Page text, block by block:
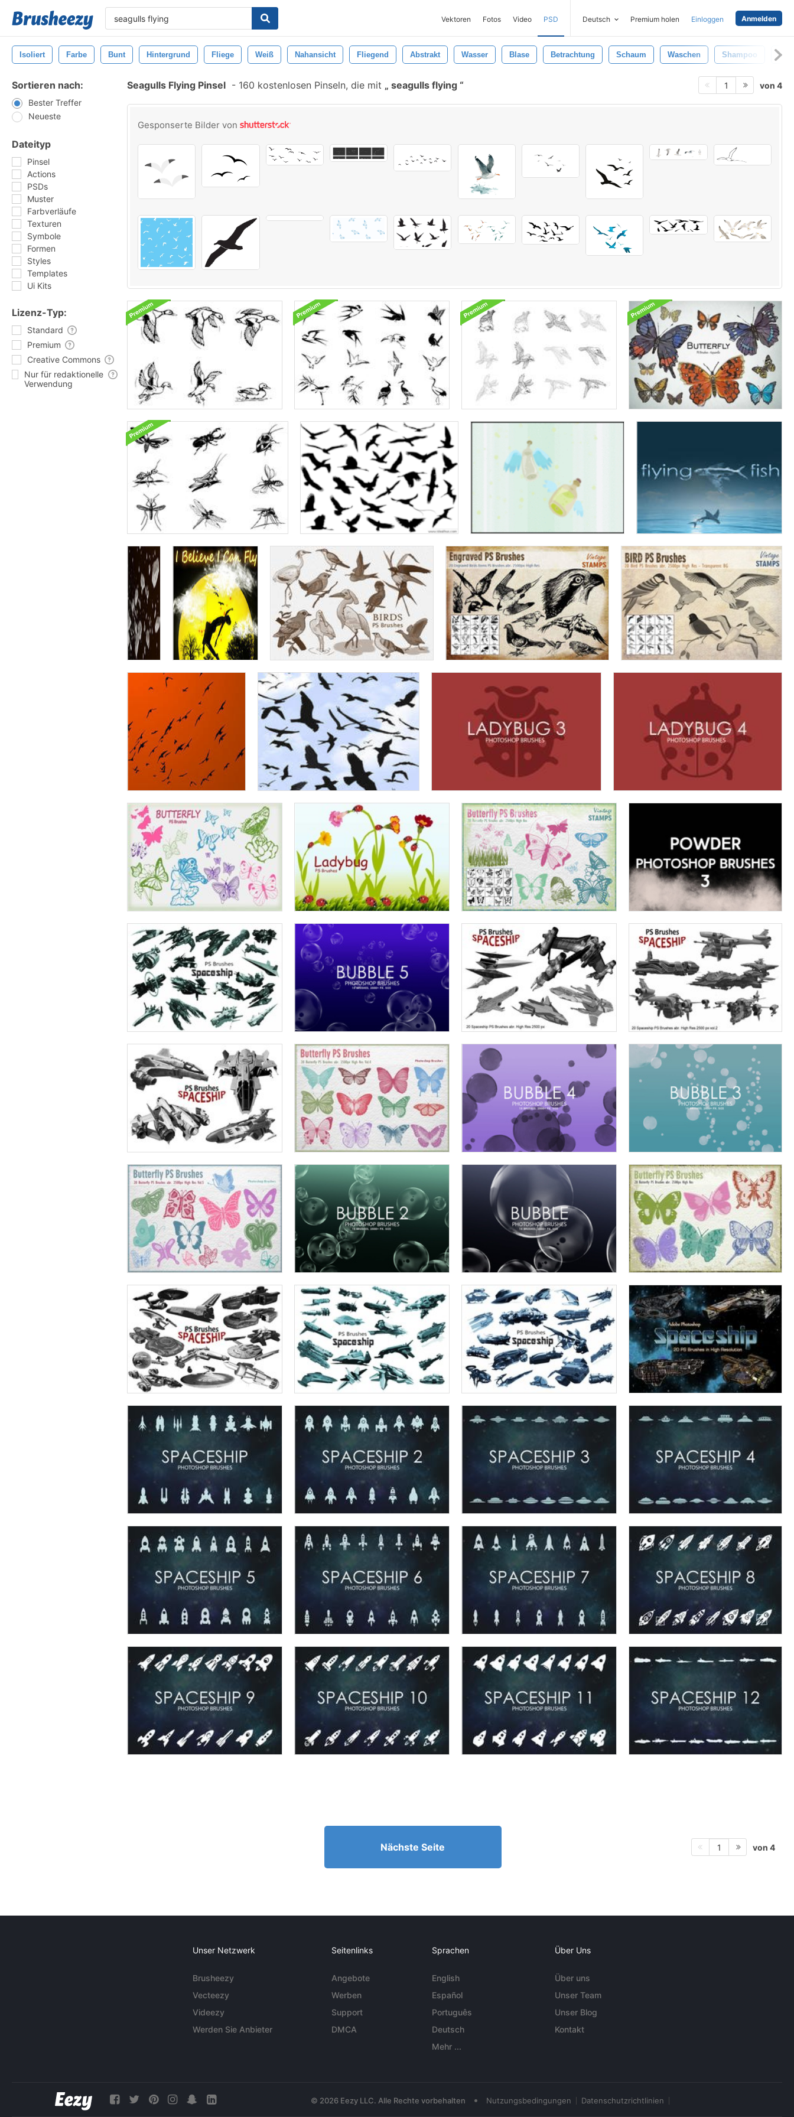
Vektoren Fotos Video PSD Deutsch Premium holen Einloggen Anmelden
Isoliert Farbe Bunt Hintergrund Fliege Weiß Nahansicht Fliegend Abstrakt Wasser Blase Betrachtung Schaum Waschen Shampoo Ball
Sortieren nach:
Bester Treffer
Neueste
Dateityp
Pinsel
Actions
PSDs
Muster
Farbverläufe
Texturen
Symbole
Formen
Styles
Templates
Ui Kits
Lizenz-Typ:
Standard
Premium
Creative Commons
Nur für redaktionelle
Verwendung
Seagulls Flying Pinsel - 160 kostenlosen Pinseln, die mit seagulls flying 1 von 4
Gesponserte Bilder von
Nächste Seite 1 von 4
Unser Netzwerk
Brusheezy
Vecteezy
Videezy
Werden Sie Anbieter
Seitenlinks
Angebote
Werben
Support
DMCA
Sprachen
English
Español
Português
Deutsch
Mehr ...
Über Uns
Über uns
Unser Team
Unser Blog
Kontakt
© 2026 Eezy LLC. Alle Rechte vorbehalten • Nutzungsbedingungen Datenschutzrichtlinien